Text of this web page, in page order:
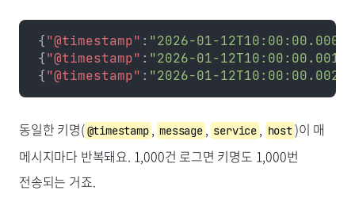
{"@timestamp" : "2026-01-12T10:00:00.000Z"
{"@timestamp" : "2026-01-12T10:00:00.001Z"
{"@timestamp" : "2026-01-12T10:00:00.002Z"
동일한 키명(@timestamp,message,service , host)이 매
메시지마다 반복돼요. 1,000건 로그면 키명도 1,000번
전송되는 거죠.